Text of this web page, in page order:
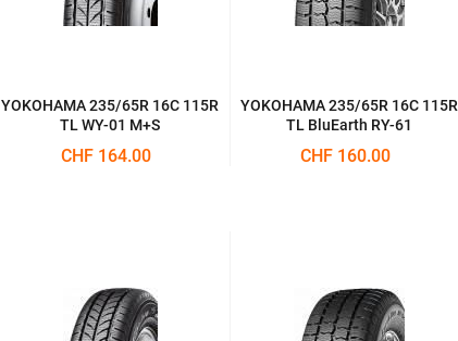
YOKOHAMA 235/65R 16C 115R
TL WY-01 M+S
CHF 164.00
YOKOHAMA 235/65R 16C 115R
TL BluEarth RY-61
CHF 160.00